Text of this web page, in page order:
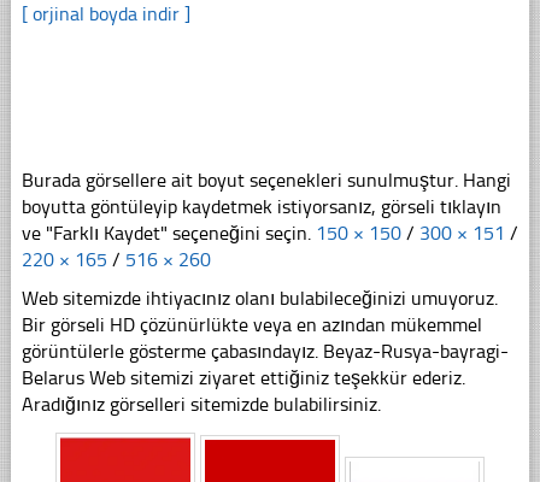
[ orjinal boyda indir ]
Burada görsellere ait boyut seçenekleri sunulmuştur. Hangi
boyutta göntüleyip kaydetmek istiyorsanız, görseli tıklayın
ve "Farklı Kaydet" seçeneğini seçin. 150 × 150 / 300 × 151 /
220 × 165 / 516 × 260
Web sitemizde ihtiyacınız olanı bulabileceğinizi umuyoruz.
Bir görseli HD çözünürlükte veya en azından mükemmel
görüntülerle gösterme çabasındayız. Beyaz-Rusya-bayragi-
Belarus Web sitemizi ziyaret ettiğiniz teşekkür ederiz.
Aradığınız görselleri sitemizde bulabilirsiniz.